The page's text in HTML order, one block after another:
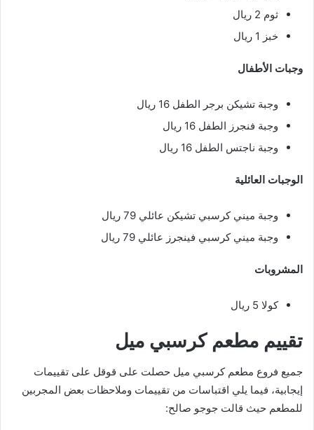
ثوم 2 ريال
خبز 1 ريال
وجبات الأطفال
وجبة تشيكن برجر الطفل 16 ريال
وجبة فنجرز الطفل 16 ريال
وجبة ناجتس الطفل 16 ريال
الوجبات العائلية
وجبة ميني كرسبي تشيكن عائلي 79 ريال
وجبة ميني كرسبي فينجرز عائلي 79 ريال
المشروبات
كولا 5 ريال
تقييم مطعم كرسبي ميل
جميع فروع مطعم كرسبي ميل حصلت على قوقل على تقييمات
إيجابية، فيما يلي اقتباسات من تقييمات وملاحظات بعض المجربين
للمطعم حيث قالت جوجو صالح: